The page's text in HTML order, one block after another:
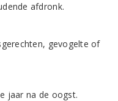
afdronk.
gevogelte of
jaar na de oogst.